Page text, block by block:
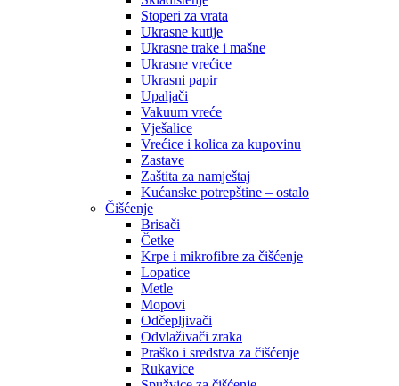
Stoperi za vrata
Ukrasne kutije
Ukrasne trake i mašne
Ukrasne vrećice
Ukrasni papir
Upaljači
Vakuum vreće
Vješalice
Vrećice i kolica za kupovinu
Zastave
Zaštita za namještaj
Kućanske potrepštine – ostalo
Čišćenje
Brisači
Četke
Krpe i mikrofibre za čišćenje
Lopatice
Metle
Mopovi
Odčepljivači
Odvlaživači zraka
Praško i sredstva za čišćenje
Rukavice